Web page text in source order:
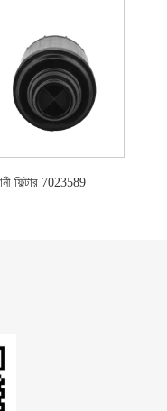
ফিল্টার 7023589